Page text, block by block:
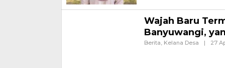
Wajah Baru
Banyuwangi,
Berita, Kelana Desa | 27